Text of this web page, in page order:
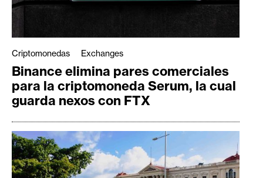
Criptomonedas Exchanges
Binance elimina pares comerciales
para la criptomoneda Serum, la cual
guarda nexos con FTX